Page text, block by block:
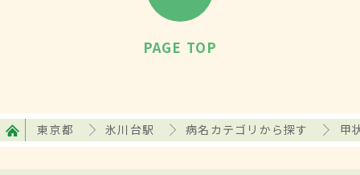
PAGE TOP
東京都 氷川台駅 病名カテゴリから探す 甲